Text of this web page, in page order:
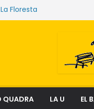
Floresta
que sostienen los
el fenómeno que
lectura
QUADRA LA U EL